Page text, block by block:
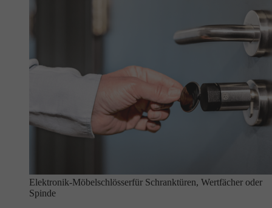
Elektronik-Möbelschlösserfür Schranktüren, Wertfächer oder
Spinde